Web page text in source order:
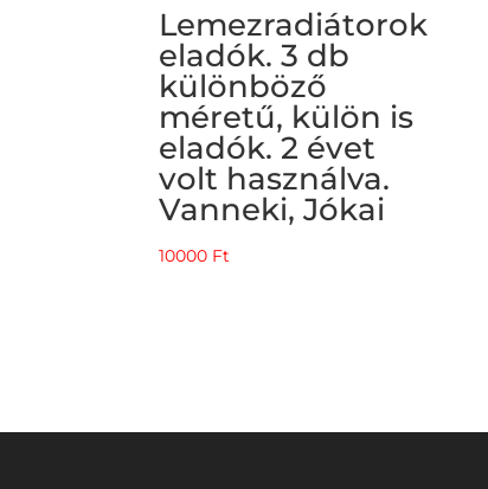
Lemezradiátorok
eladók. 3 db
különböző
méretű, külön is
eladók. 2 évet
volt használva.
Vanneki, Jókai
10000 Ft